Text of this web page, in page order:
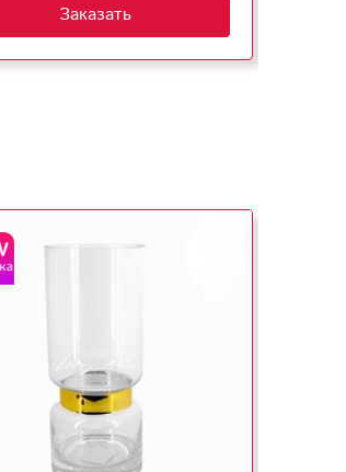
Заказать